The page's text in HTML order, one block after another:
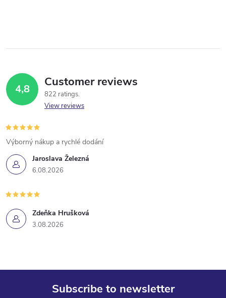
4,8 Customer reviews
822 ratings
View reviews
Jaroslava Železná
6.08.2026
Výborný nákup a rychlé dodání
Zdeňka Hrušková
3.08.2026
Subscribe to newsletter